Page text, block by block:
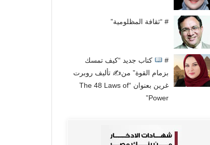
# “ثقافة المظلومية”
#
كتاب جديد “كيف تمسك
بزمام القوة” من✍ تأليف روبرت
غرين بعنوان “The 48 Laws of
Power”